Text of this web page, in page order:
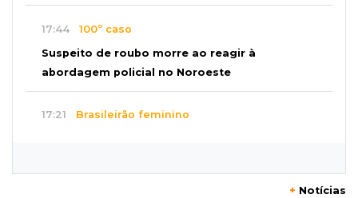
17:44 100º caso
Suspeito de roubo morre ao reagir à
abordagem policial no Noroeste
17:21 Brasileirão feminino
+ Notícias